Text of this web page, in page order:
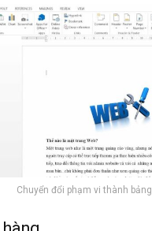
Chuyển đổi phạm vi thành bảng